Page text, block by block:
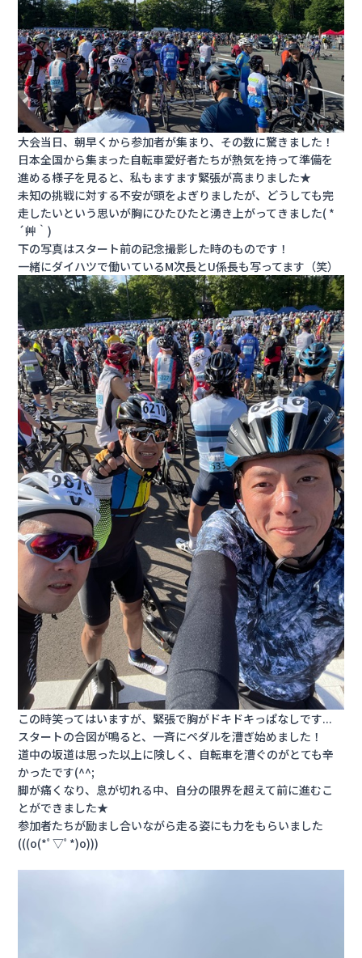
お問
大会当日、朝早くから参加者が集まり、その数に驚きました！
日本全国から集まった自転車愛好者たちが熱気を持って準備を
進める様子を見ると、私もますます緊張が高まりました★
未知の挑戦に対する不安が頭をよぎりましたが、どうしても完
走したいという思いが胸にひたひたと湧き上がってきました( *
´艸｀)
下の写真はスタート前の記念撮影した時のものです！
一緒にダイハツで働いているM次長とU係長も写ってます（笑）
この時笑ってはいますが、緊張で胸がドキドキっぱなしです...
スタートの合図が鳴ると、一斉にペダルを漕ぎ始めました！
道中の坂道は思った以上に険しく、自転車を漕ぐのがとても辛
かったです(^^;
脚が痛くなり、息が切れる中、自分の限界を超えて前に進むこ
とができました★
参加者たちが励まし合いながら走る姿にも力をもらいました
(((o(*ﾟ▽ﾟ*)o)))